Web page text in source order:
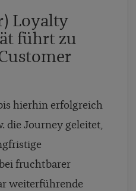
Loyalty
führt zu
hierhin erfolgreich
die Journey geleitet,
fruchtbarer
weiterführende